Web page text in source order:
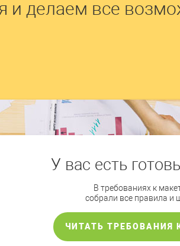
и делаем все
У вас есть
В требованиях к
собрали все правила и
ЧИТАТЬ ТРЕБОВАНИЯ